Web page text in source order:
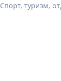
Спорт, туризм,